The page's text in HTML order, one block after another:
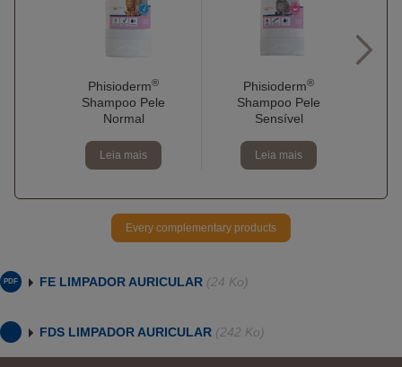
Phisioderm®
Shampoo Pele
Normal
Leia mais
Phisioderm®
Shampoo Pele
Sensível
Leia mais
Every complementary products
FE LIMPADOR AURICULAR (24 Ko)
FDS LIMPADOR AURICULAR (242 Ko)